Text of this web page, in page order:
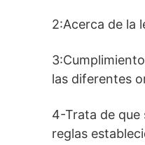
2:Acerca de la
las diferentes
4-Trata de que
reglas